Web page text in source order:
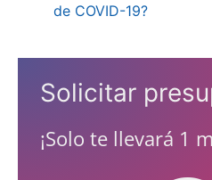
de COVID-19?
Solicitar
¡Solo te llevará 1